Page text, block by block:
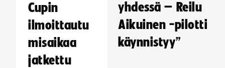
Cupin
ilmoittautu
misaikaa
jatkettu
yhdessä – Reilu
Aikuinen -pilotti
käynnistyy”